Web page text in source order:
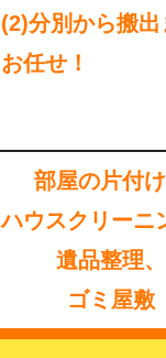
(2)分別から搬出
お任せ！
部屋の片付け
ハウスクリーニ
遺品整理、
ゴミ屋敷